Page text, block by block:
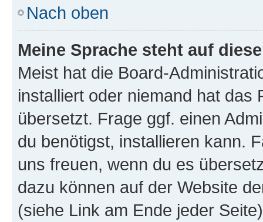
Nach oben
Meine Sprache steht auf
Meist hat die Board-
installiert oder niemand hat das
übersetzt. Frage ggf. einen
du benötigst, installieren kann.
uns freuen, wenn du es
dazu können auf der Website
(siehe Link am Ende jeder